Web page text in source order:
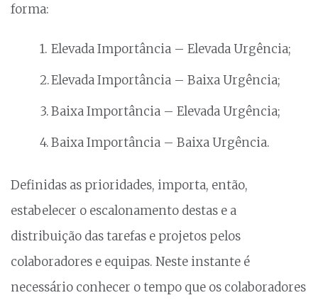
forma:
Elevada Importância – Elevada Urgência;
Elevada Importância – Baixa Urgência;
Baixa Importância – Elevada Urgência;
Baixa Importância – Baixa Urgência.
Definidas as prioridades, importa, então,
estabelecer o escalonamento destas e a
distribuição das tarefas e projetos pelos
colaboradores e equipas. Neste instante é
necessário conhecer o tempo que os colaboradores